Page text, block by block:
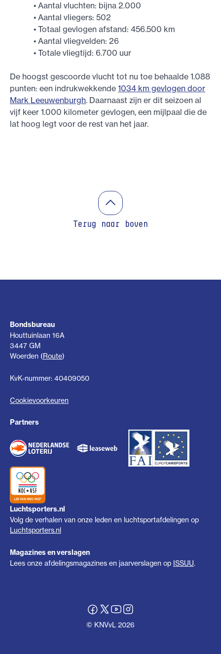
• Aantal vluchten: bijna 2.000
• Aantal vliegers: 502
• Totaal gevlogen afstand: 456.500 km
• Aantal vliegvelden: 26
• Totale vliegtijd: 6.700 uur
De hoogst gescoorde vlucht tot nu toe behaalde 1.088
punten: een indrukwekkende 1034 km gevlogen door
Mark Leeuwenburgh. Daarnaast zijn er dit seizoen al
vijf keer 1.000 kilometer gevlogen, een mijlpaal die de
lat hoog legt voor de rest van het jaar.
Terug naar boven
Bondsbureau
Houttuinlaan 16A
3447 GM
Woerden (Route)
KvK-nummer: 40409050
Cookievoorkeuren
Partners
Luchtsporters.nl
Volg de verhalen van onze leden en luchtsportafdelingen op
Luchtsporters.nl
Magazines en verslagen
Lees onze afdelingsmagazines en jaarverslagen op ISSUU.
© KNVvL 2026